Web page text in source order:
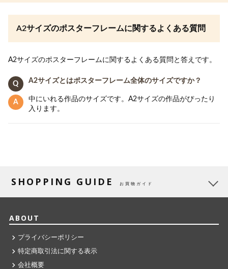
A2サイズのポスターフレームに関するよくある質問
A2サイズのポスターフレームに関するよくある質問と答えです。
A2サイズとはポスターフレーム全体のサイズですか？
中にいれる作品のサイズです。A2サイズの作品がぴったり
入ります。
SHOPPING GUIDE お買物ガイド
ABOUT
プライバシーポリシー
特定商取引法に関する表示
会社概要